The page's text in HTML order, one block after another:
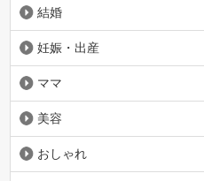
結婚
妊娠・出産
ママ
美容
おしゃれ